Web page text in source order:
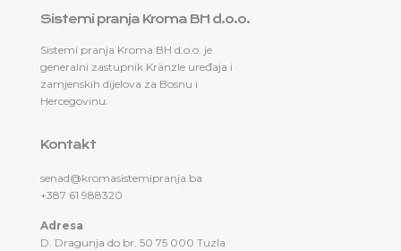
Sistemi pranja Kroma BH d.o.o.
Sistemi pranja Kroma BH d.o.o. je
generalni zastupnik Kränzle uređaja i
zamjenskih dijelova za Bosnu i
Hercegovinu.
Kontakt
senad@kromasistemipranja.ba
+387 61 988320
Adresa
D. Dragunja do br. 50 75 000 Tuzla